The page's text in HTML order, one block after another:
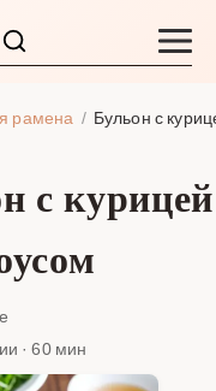
рамена Бульон с
с курицей
· 60 мин